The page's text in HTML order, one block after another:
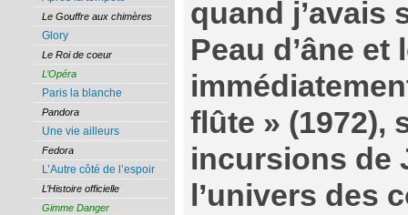
quand j’avais
Peau d’âne
flûte » (1972),
incursions de
l’univers des
Le Gouffre aux chimères
Glory
Le Roi de coeur
L’Opéra
Paris la blanche
Pandora
Une vie ailleurs
Fedora
L’Autre côté de l’espoir
L’Histoire officielle
Gimme Danger